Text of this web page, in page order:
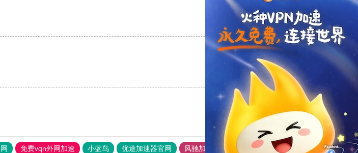
支持 [0] 反对 [0]
支持
免费vqn外网加速 小蓝鸟 优途加速器官网 风驰加速器
旋风加速器